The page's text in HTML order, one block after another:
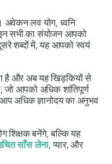
अवेकन लव योग, ध्वनि
सभी का संयोजन आपको
शब्दों में, यह आपको स्वयं
है और अब यह खिड़कियों से
जो आपको अधिक शांतिपूर्ण
अधिक ज्ञानोदय का अनुभव
शिक्षक बनेंगे, बल्कि यह
साँस लेना, प्यार, और